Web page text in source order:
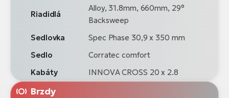
Riadidlá
Alloy, 31.8mm, 660mm, 29°
Backsweep
Sedlovka
Spec Phase 30,9 x 350 mm
Sedlo
Corratec comfort
Kabáty
INNOVA CROSS 20 x 2.8
Brzdy